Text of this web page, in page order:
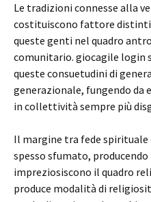
Le tradizioni connesse alla
costituiscono fattore
queste genti nel quadro
comunitario. giocagile login
queste consuetudini di
generazionale, fungendo
in collettività sempre più
Il margine tra fede spirituale
spesso sfumato,
impreziosiscono il quadro
produce modalità di